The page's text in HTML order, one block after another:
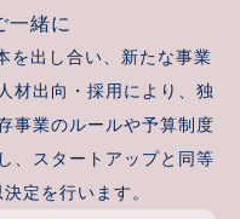
一緒に
を出し合い、新たな事業
材出向・採用により、独
事業のルールや予算制度
、スタートアップと同等
定を行います。